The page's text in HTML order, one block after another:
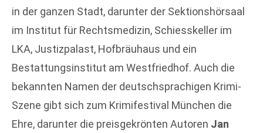
in der ganzen Stadt, darunter der Sektionshörsaal
im Institut für Rechtsmedizin, Schiesskeller im
LKA, Justizpalast, Hofbräuhaus und ein
Bestattungsinstitut am Westfriedhof. Auch die
bekannten Namen der deutschsprachigen Krimi-
Szene gibt sich zum Krimifestival München die
Ehre, darunter die preisgekrönten Autoren Jan